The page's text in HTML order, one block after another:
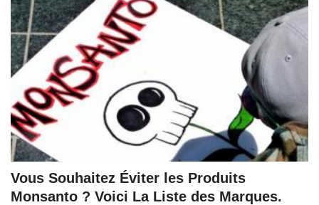
Vous Souhaitez Éviter les Produits
Monsanto ? Voici La Liste des Marques.